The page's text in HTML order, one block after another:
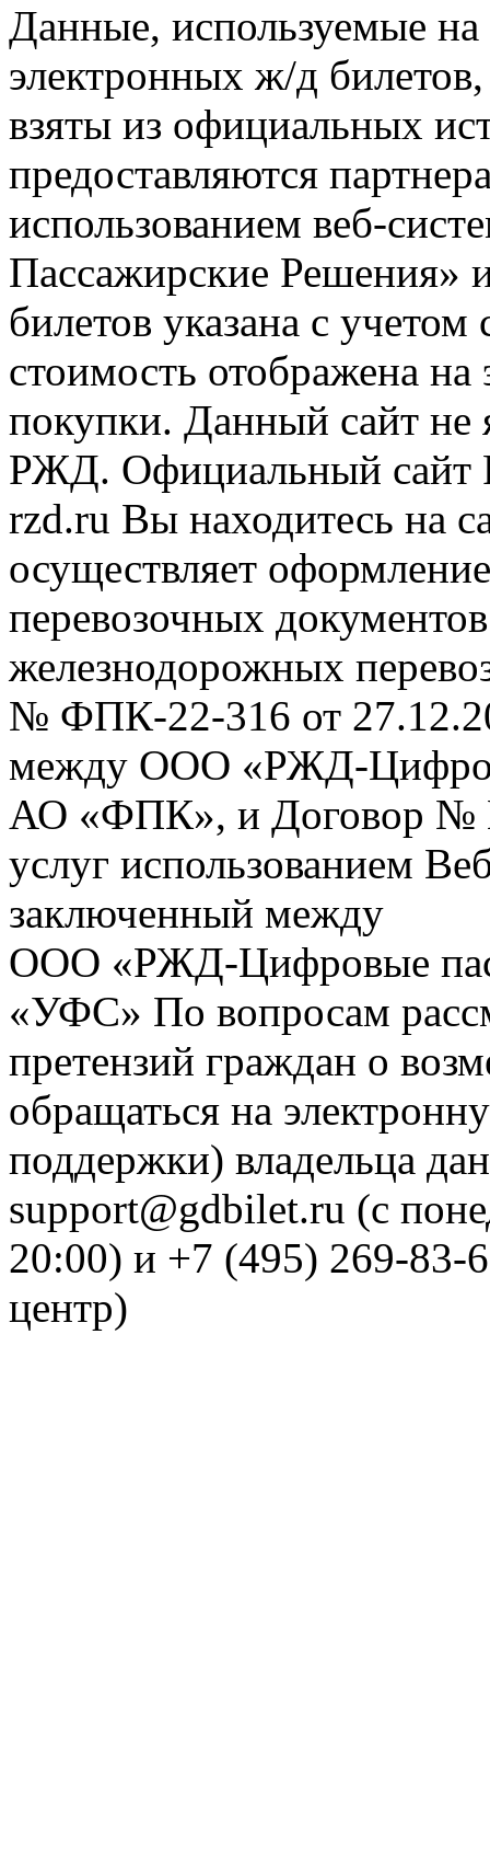
Данные, используемые на
электронных ж/д
взяты из официальных
предоставляются
использованием веб-
Пассажирские
билетов указана с
стоимость отображена
покупки. Данный сайт не
РЖД. Официальный сайт
rzd.ru Вы находитесь на
осуществляет
перевозочных
железнодорожных
№ ФПК-22-316 от
между ООО «РЖД-
АО «ФПК», и Договор №
услуг использованием
заключенный между
ООО «РЖД-Цифровые
«УФС» По вопросам
претензий граждан о
обращаться на
поддержки) владельца
support@gdbilet.ru (с
20:00) и +7 (495) 269-83-
центр)